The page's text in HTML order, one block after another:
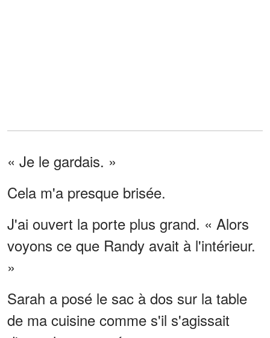
« Je le gardais. »
Cela m'a presque brisée.
J'ai ouvert la porte plus grand. « Alors
voyons ce que Randy avait à l'intérieur.
»
Sarah a posé le sac à dos sur la table
de ma cuisine comme s'il s'agissait